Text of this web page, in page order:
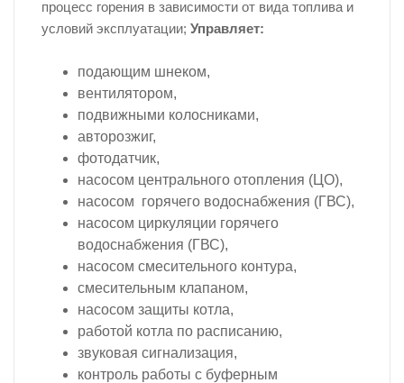
процесс горения в зависимости от вида топлива и
условий эксплуатации; Управляет:
подающим шнеком,
вентилятором,
подвижными колосниками,
авторозжиг,
фотодатчик,
насосом центрального отопления (ЦО),
насосом горячего водоснабжения (ГВС),
насосом циркуляции горячего
водоснабжения (ГВС),
насосом смесительного контура,
смесительным клапаном,
насосом защиты котла,
работой котла по расписанию,
звуковая сигнализация,
контроль работы с буферным